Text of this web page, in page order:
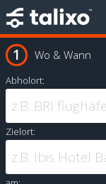
Wo & Wann
Abholort:
Zielort: